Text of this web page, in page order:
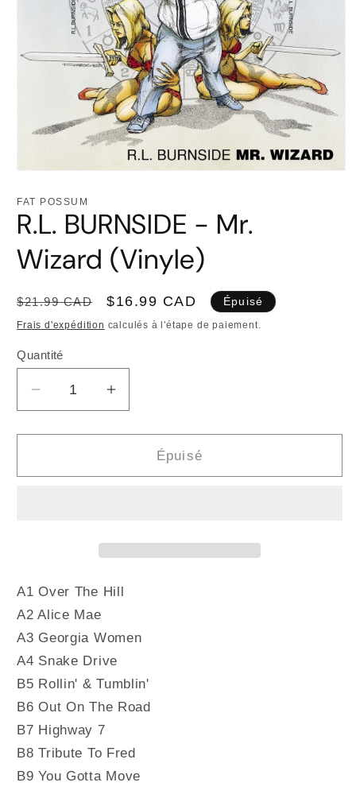
média
dans
une
fenêtre
modale
FAT POSSUM
R.L. BURNSIDE - Mr.
Wizard (Vinyle)
Prix
habituel
$21.99 CAD
Prix
promotionnel
$16.99 CAD Épuisé
Frais d'expédition calculés à l'étape de paiement.
Quantité
Quantité
Réduire
la
quantité
R.L.
Augmenter
la
quantité
R.L.
Épuisé
A1 Over The Hill
A2 Alice Mae
A3 Georgia Women
A4 Snake Drive
B5 Rollin' & Tumblin'
B6 Out On The Road
B7 Highway 7
B8 Tribute To Fred
B9 You Gotta Move